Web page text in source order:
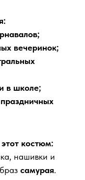
вечеринок;
в школе;
костюм:
нашивки и
самурая.